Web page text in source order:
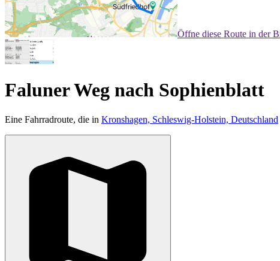
Öffne diese Route in der
Faluner Weg nach Sophienblatt
Eine Fahrradroute, die in Kronshagen, Schleswig-Holstein, Deutschland